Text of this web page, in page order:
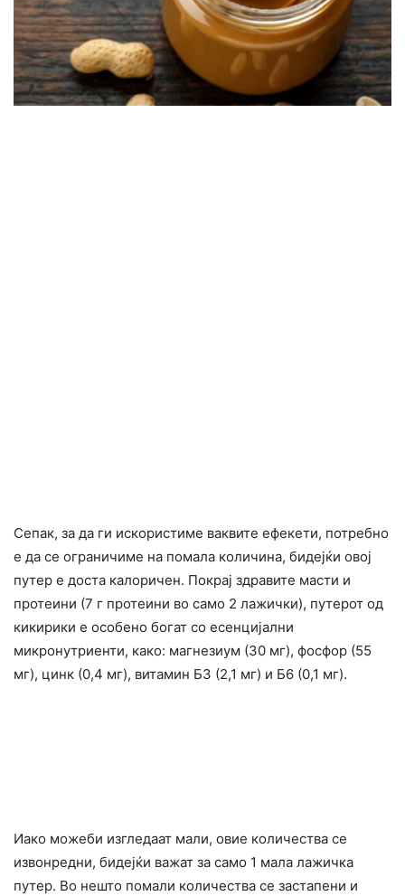
Сепак, за да ги искористиме ваквите ефекети, потребно
е да се ограничиме на помала количина, бидејќи овој
путер е доста калоричен. Покрај здравите масти и
протеини (7 г протеини во само 2 лажички), путерот од
кикирики е особено богат со есенцијални
микронутриенти, како: магнезиум (30 мг), фосфор (55
мг), цинк (0,4 мг), витамин Б3 (2,1 мг) и Б6 (0,1 мг).
Иако можеби изгледаат мали, овие количества се
извонредни, бидејќи важат за само 1 мала лажичка
путер. Во нешто помали количества се застапени и